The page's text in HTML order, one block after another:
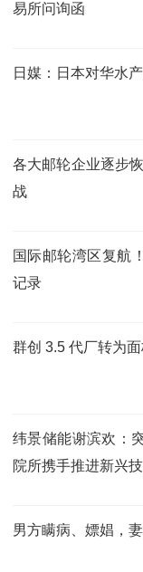
易所问询函
日媒：日本对华水
各大邮轮企业逐步
战
国际邮轮湾区复航
记录
群创 3.5 代厂转为
纬景储能谢滨欢：
院所携手推进新兴
男方瞒病、嫖娼，